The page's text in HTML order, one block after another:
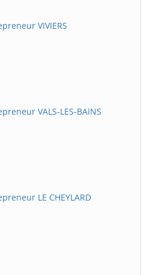
VIVIERS
VALS-LES-BAINS
LE CHEYLARD